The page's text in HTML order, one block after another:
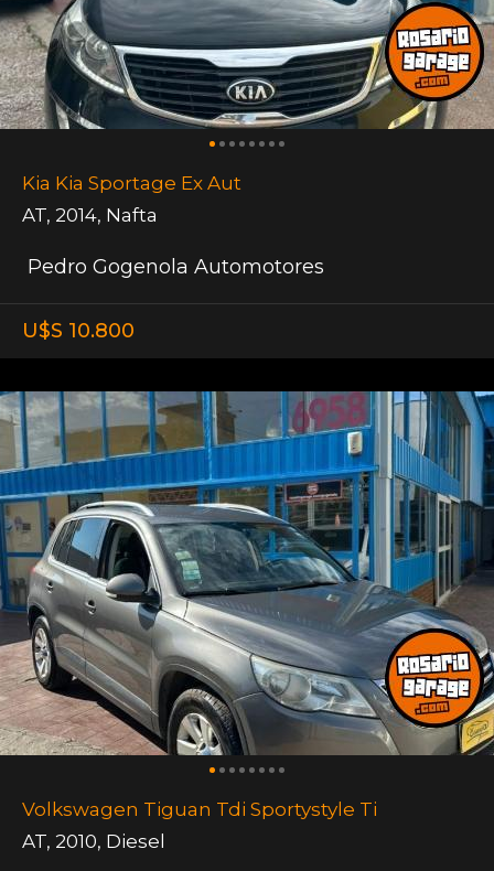
Kia Kia Sportage Ex Aut
AT, 2014, Nafta
Pedro Gogenola Automotores
U$S 10.800
Volkswagen Tiguan Tdi Sportystyle Ti
AT, 2010, Diesel